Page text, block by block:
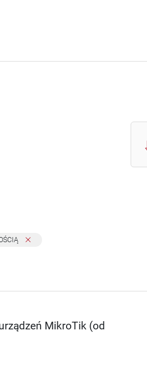
MikroTik (od